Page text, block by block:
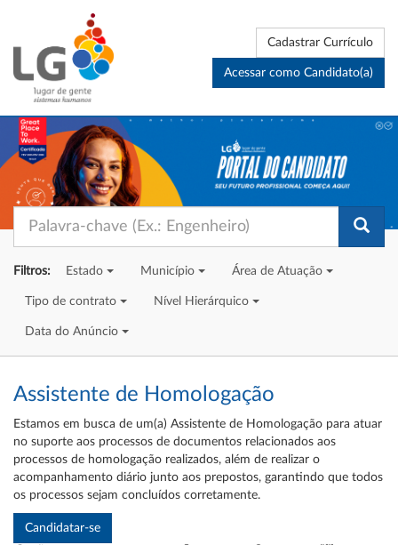
Cadastrar Currículo
Acessar como Candidato(a)
Filtros: Estado Município Área de Atuação
Tipo de contrato Nível Hierárquico
Data do Anúncio
Assistente de Homologação
Estamos em busca de um(a) Assistente de Homologação para atuar
no suporte aos processos de documentos relacionados aos
processos de homologação realizados, além de realizar o
acompanhamento diário junto aos prepostos, garantindo que todos
os processos sejam concluídos corretamente.